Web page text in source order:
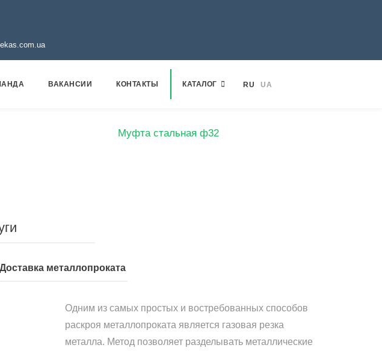
ВАКАНСИИ КОНТАКТЫ КАТАЛОГ RU UA
Муфта стальная ф32
Доставка металлопроката
Одним из самых простых и востребованных способов
раскроя металлопроката является газовая резка
металла. Метод позволяет разделывать металлические